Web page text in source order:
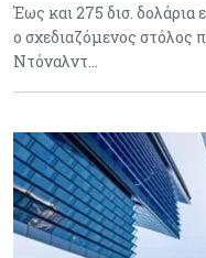
Έως και 275 δισ. δολάρια
ο σχεδιαζόμενος
Ντόναλντ…